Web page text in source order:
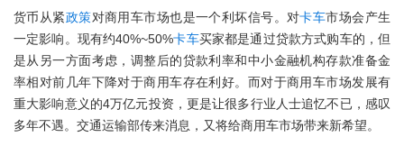
货币从紧政策对商用车市场也是一个利坏信号。对卡车市场会产生
一定影响。现有约40%~50%卡车买家都是通过贷款方式购车的，但
是从另一方面考虑，调整后的贷款利率和中小金融机构存款准备金
率相对前几年下降对于商用车存在利好。而对于商用车市场发展有
重大影响意义的4万亿元投资，更是让很多行业人士追忆不已，感叹
多年不遇。交通运输部传来消息，又将给商用车市场带来新希望。